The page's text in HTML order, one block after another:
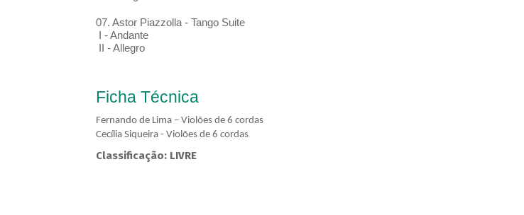
07. Astor Piazzolla - Tango Suite
I - Andante
II - Allegro
Ficha Técnica
Fernando de Lima – Violões de 6 cordas
Cecília Siqueira - Violões de 6 cordas
Classificação: LIVRE